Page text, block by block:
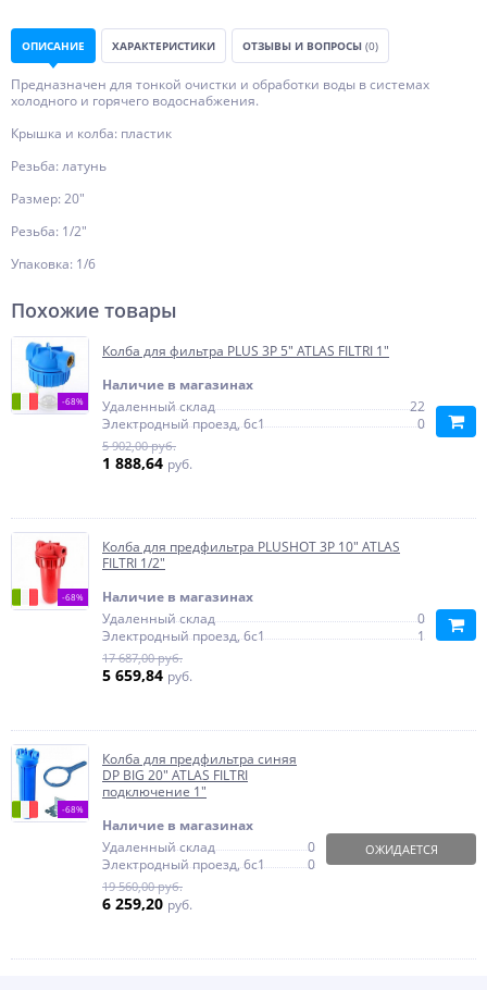
ОПИСАНИЕ ХАРАКТЕРИСТИКИ ОТЗЫВЫ И ВОПРОСЫ (0)
Предназначен для тонкой очистки и обработки воды в системах
холодного и горячего водоснабжения.
Крышка и колба: пластик
Резьба: латунь
Размер: 20"
Резьба: 1/2"
Упаковка: 1/6
Похожие товары
-68%
Колба для фильтра PLUS 3P 5" ATLAS FILTRI 1"
Наличие в магазинах
Удаленный склад
22
Электродный проезд, 6с1
0
5 902,00 руб.
1 888,64 руб.
-68%
Колба для предфильтра PLUSHOT 3P 10" ATLAS
FILTRI 1/2"
Наличие в магазинах
Удаленный склад
0
Электродный проезд, 6с1
1
17 687,00 руб.
5 659,84 руб.
-68%
Колба для предфильтра синяя
DP BIG 20" ATLAS FILTRI
подключение 1"
Наличие в магазинах
Удаленный склад
0
Электродный проезд, 6с1
0
19 560,00 руб.
6 259,20 руб.
ОЖИДАЕТСЯ